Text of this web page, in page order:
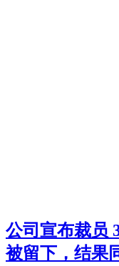
公司宣布裁员
被留下，结果